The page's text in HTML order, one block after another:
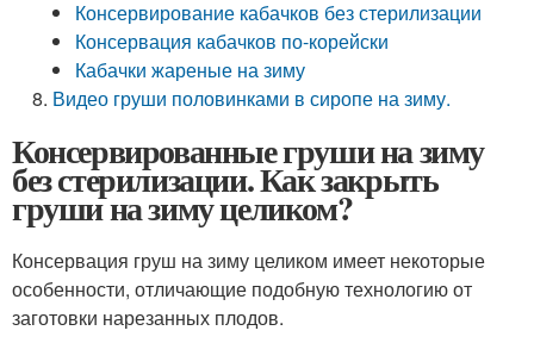
Консервирование кабачков без стерилизации
Консервация кабачков по-корейски
Кабачки жареные на зиму
Видео груши половинками в сиропе на зиму.
Консервированные груши на зиму
без стерилизации. Как закрыть
груши на зиму целиком?
Консервация груш на зиму целиком имеет некоторые
особенности, отличающие подобную технологию от
заготовки нарезанных плодов.